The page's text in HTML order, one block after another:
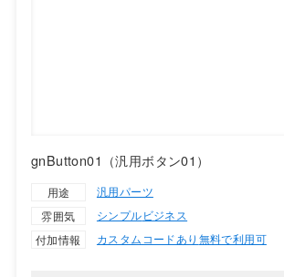
gnButton01（汎用ボタン01）
用途
汎用パーツ
雰囲気
シンプルビジネス
付加情報
カスタムコードあり 無料で利用可